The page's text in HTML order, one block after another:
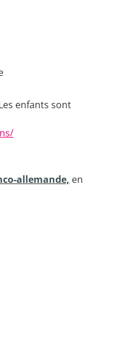
enfants sont
allemande, en